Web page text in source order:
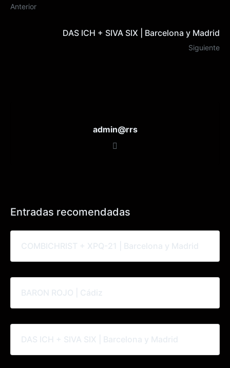
Anterior
DAS ICH + SIVA SIX | Barcelona y Madrid
Siguiente
admin@rrs
Entradas recomendadas
COMBICHRIST + XPQ-21 | Barcelona y Madrid
BARON ROJO | Cádiz
DAS ICH + SIVA SIX | Barcelona y Madrid